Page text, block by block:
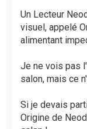
Un Lecteur
visuel, appelé
alimentant
Je ne vois pas
salon, mais ce
Si je devais
Origine de